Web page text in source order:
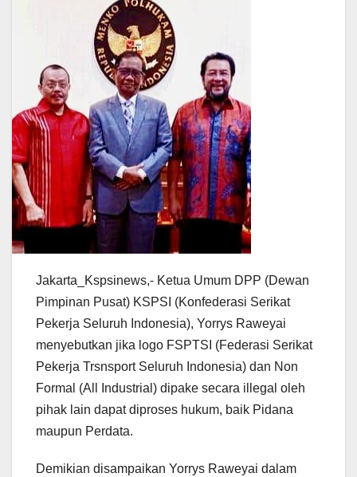
Jakarta_Kspsinews,- Ketua Umum DPP (Dewan
Pimpinan Pusat) KSPSI (Konfederasi Serikat
Pekerja Seluruh Indonesia), Yorrys Raweyai
menyebutkan jika logo FSPTSI (Federasi Serikat
Pekerja Trsnsport Seluruh Indonesia) dan Non
Formal (All Industrial) dipake secara illegal oleh
pihak lain dapat diproses hukum, baik Pidana
maupun Perdata.
Demikian disampaikan Yorrys Raweyai dalam